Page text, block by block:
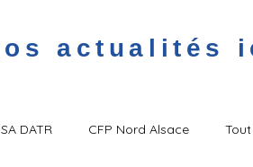
actualités
DATR CFP Nord Alsace